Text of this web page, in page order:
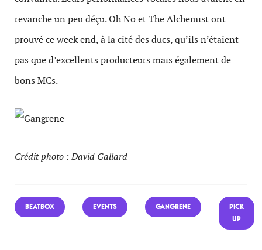
revanche un peu déçu. Oh No et The Alchemist ont
prouvé ce week end, à la cité des ducs, qu’ils n’étaient
pas que d’excellents producteurs mais également de
bons MCs.
Crédit photo : David Gallard
BEATBOX EVENTS GANGRENE
PICK
UP